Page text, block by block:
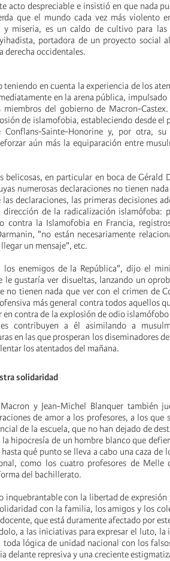
acto despreciable e insistió en que nada
que el mundo cada vez más violento
y miseria, es un caldo de cultivo para las
portadora de un proyecto social
derecha occidentales.
teniendo en cuenta la experiencia de los
en la arena pública, impulsado
del gobierno de Macron-
de islamofobia, estableciendo desde el
Sainte-Honorine y, por otra,
aún más la equiparación entre
belicosas, en particular en boca de Gérald
numerosas declaraciones no tienen
declaraciones, las primeras decisiones
de la radicalización islamófoba:
contra la Islamofobia en Francia,
"no están necesariamente
un mensaje", etc.
enemigos de la República", dijo el
le gustaría ver disueltas, lanzando un
no tienen nada que ver con el crimen de
más general contra todos aquellos
contra de la explosión de odio islamófobo
contribuyen a él asimilando a
en las que prosperan los diseminadores
los atentados del mañana.
solidaridad
y Jean-Michel Blanquer también
de amor a los profesores, a los que
de la escuela, que no han dejado de
hipocresía de un hombre blanco que
qué punto se lleva a cabo una caza de
como los cuatro profesores de Melle
del bachillerato.
inquebrantable con la libertad de
con la familia, los amigos y los
que está duramente afectado por
a las iniciativas para expresar el luto, la
lógica de unidad nacional con los
delante represiva y una creciente